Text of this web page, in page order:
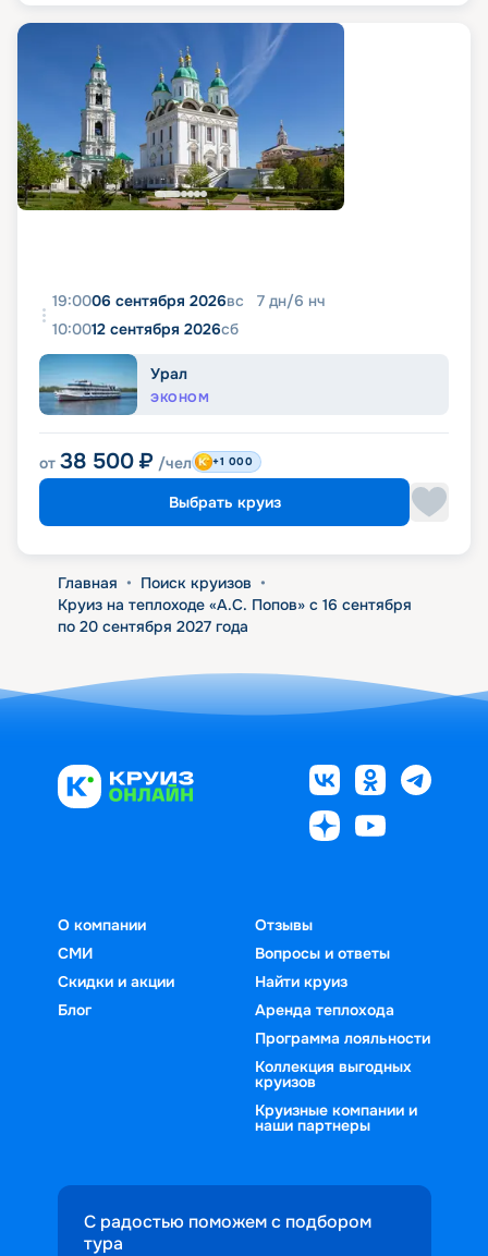
19:0006 сентября 2026вс 7 дн/6 нч
10:0012 сентября 2026сб
Урал
ЭКОНОМ
от 38 500 ₽ /чел +1 000
Выбрать круиз
Главная • Поиск круизов •
Круиз на теплоходе «А.С. Попов» с 16 сентября
по 20 сентября 2027 года
О компании
СМИ
Скидки и акции
Блог
Отзывы
Вопросы и ответы
Найти круиз
Аренда теплохода
Программа лояльности
Коллекция выгодных
круизов
Круизные компании и
наши партнеры
С радостью поможем с подбором
тура